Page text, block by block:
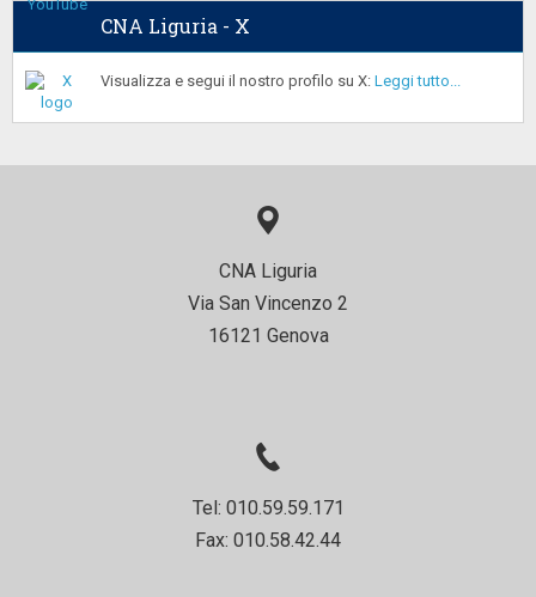
CNA Liguria - X
Visualizza e segui il nostro profilo su X: Leggi tutto...
CNA Liguria
Via San Vincenzo 2
16121 Genova
Tel: 010.59.59.171
Fax: 010.58.42.44